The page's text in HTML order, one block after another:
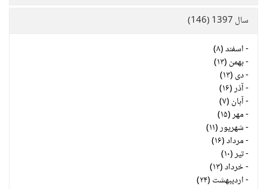
سال 1397 (146)
-اسفند (۸)
-بهمن (۱۳)
-دی (۱۳)
-آذر (۱۶)
-آبان (۷)
-مهر (۱۵)
-شهریور (۱۱)
-مرداد (۱۶)
-تیر (۱۰)
-خرداد (۱۳)
-اردیبهشت (۲۴)